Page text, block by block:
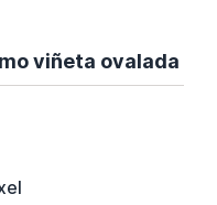
viñeta ovalada